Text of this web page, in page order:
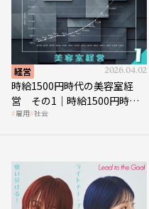
経営 2026.04.02
時給1500円時代の美容室経
営 その1｜時給1500円時代
へ向かう社会的背景
雇用 社会